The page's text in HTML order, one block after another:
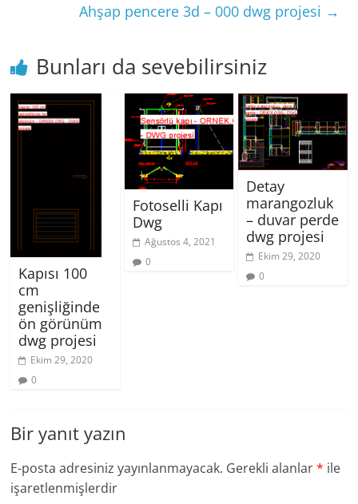
Ahşap pencere 3d – 000 dwg projesi →
Bunları da sevebilirsiniz
Kapısı 100
cm
genişliğinde
ön görünüm
dwg projesi
Ekim 29, 2020
0
Fotoselli Kapı
Dwg
Ağustos 4, 2021
0
Detay
marangozluk
– duvar perde
dwg projesi
Ekim 29, 2020
0
Bir yanıt yazın
E-posta adresiniz yayınlanmayacak. Gerekli alanlar* ile
işaretlenmişlerdir